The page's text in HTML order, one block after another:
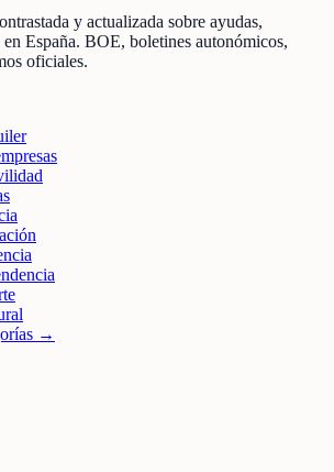
y actualizada sobre ayudas,
España. BOE, boletines autonómicos,
oficiales.
→